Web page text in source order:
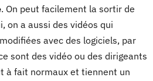
. On peut facilement la sortir de
on a aussi des vidéos qui
avec des logiciels, par
sont des vidéo ou des dirigeants
à fait normaux et tiennent un